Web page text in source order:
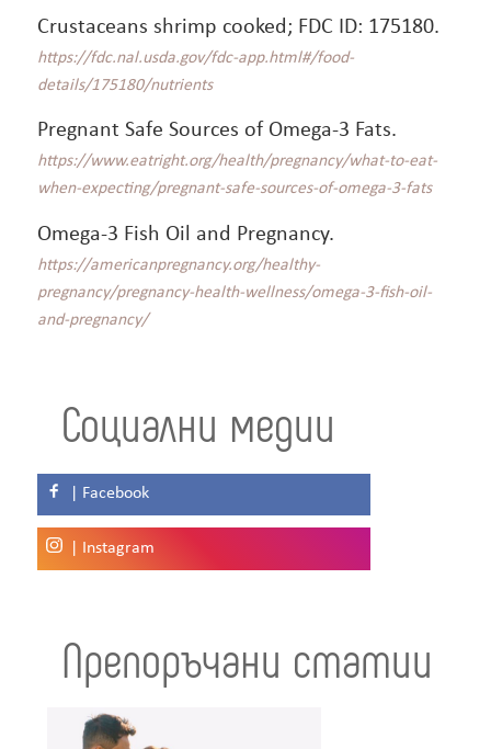
Crustaceans shrimp cooked; FDC ID: 175180.
https://fdc.nal.usda.gov/fdc-app.html#/food-
details/175180/nutrients
Pregnant Safe Sources of Omega-3 Fats.
https://www.eatright.org/health/pregnancy/what-to-eat-
when-expecting/pregnant-safe-sources-of-omega-3-fats
Omega-3 Fish Oil and Pregnancy.
https://americanpregnancy.org/healthy-
pregnancy/pregnancy-health-wellness/omega-3-fish-oil-
and-pregnancy/
Социални медии
| Facebook
| Instagram
Препоръчани статии